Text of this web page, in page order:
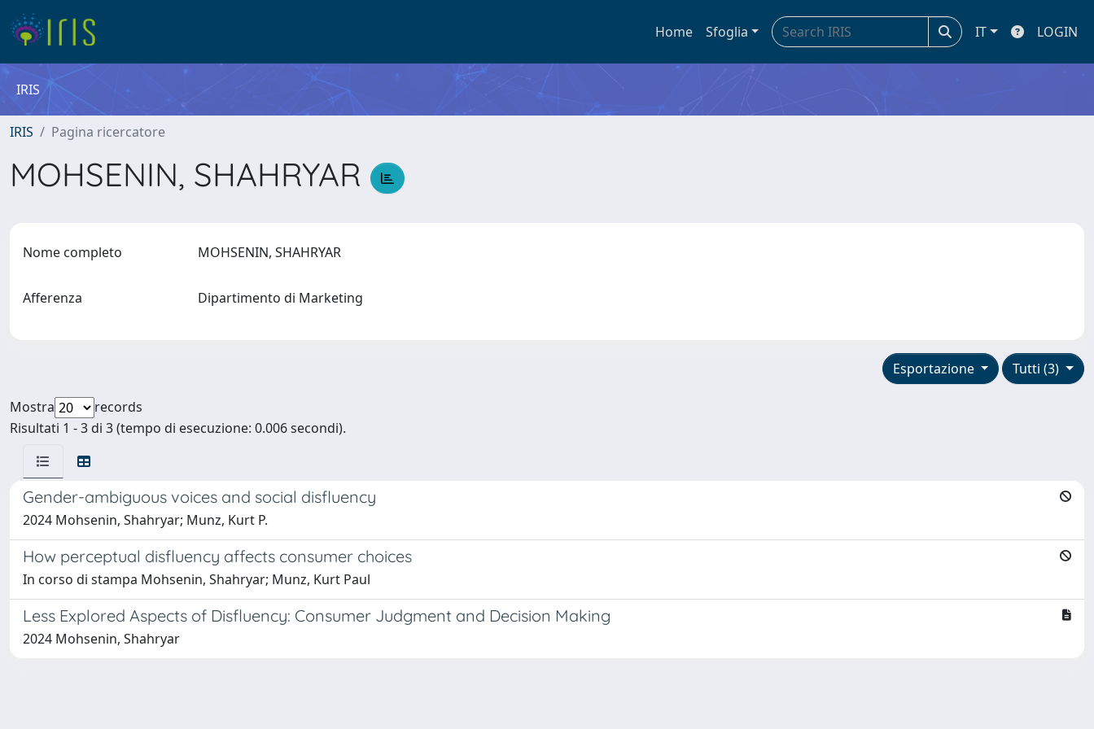
Home Sfoglia IT LOGIN
IRIS
IRIS Pagina ricercatore
MOHSENIN, SHAHRYAR
Nome completo MOHSENIN, SHAHRYAR
Afferenza Dipartimento di Marketing
Tutti (3)
Esportazione
Mostra
records
Risultati 1 - 3 di 3 (tempo di esecuzione: 0.006 secondi).
Gender-ambiguous voices and social disfluency
2024 Mohsenin, Shahryar; Munz, Kurt P.
How perceptual disfluency affects consumer choices
In corso di stampa Mohsenin, Shahryar; Munz, Kurt Paul
Less Explored Aspects of Disfluency: Consumer Judgment and Decision Making
2024 Mohsenin, Shahryar